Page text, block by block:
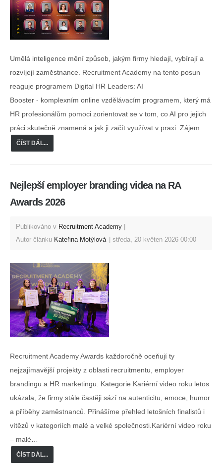
Umělá inteligence mění způsob, jakým firmy hledají, vybírají a
rozvíjejí zaměstnance. Recruitment Academy na tento posun
reaguje programem Digital HR Leaders: AI
Booster - komplexním online vzdělávacím programem, který má
HR profesionálům pomoci zorientovat se v tom, co AI pro jejich
práci skutečně znamená a jak ji začít využívat v praxi. Zájem…
ČÍST DÁL...
Nejlepší employer branding videa na RA
Awards 2026
Publikováno v Recruitment Academy
Autor článku Kateřina Motýlová středa, 20 květen 2026 00:00
Recruitment Academy Awards každoročně oceňují ty
nejzajímavější projekty z oblasti recruitmentu, employer
brandingu a HR marketingu. Kategorie Kariérní video roku letos
ukázala, že firmy stále častěji sází na autenticitu, emoce, humor
a příběhy zaměstnanců. Přinášíme přehled letošních finalistů i
vítězů v kategoriích malé a velké společnosti.Kariérní video roku
– malé…
ČÍST DÁL...